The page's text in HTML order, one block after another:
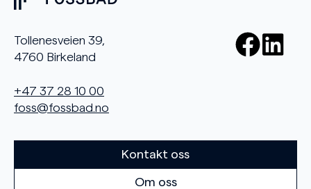
Tollenesveien 39,
4760 Birkeland
+47 37 28 10 00
foss@fossbad.no
Kontakt oss
Om oss